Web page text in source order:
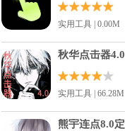
实用工具 | 0.00M
秋华点击器
实用工具 | 66.28M
熊宇连点8.0